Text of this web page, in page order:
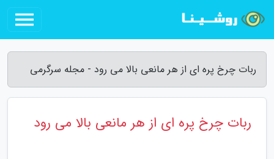
ربات چرخ پره ای از هر مانعی بالا می رود - مجله سرگرمی
ربات چرخ پره ای از هر مانعی بالا می رود